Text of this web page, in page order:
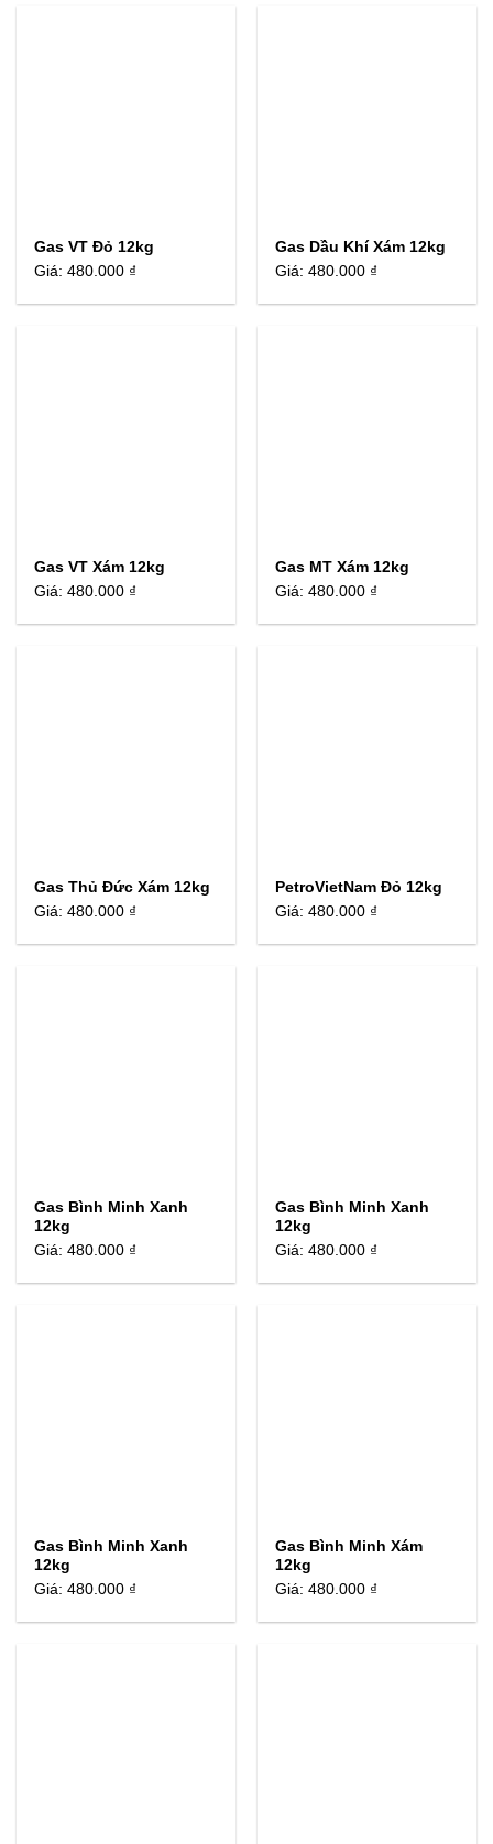
Gas VT Đỏ 12kg
Giá:480.000 ₫
Gas Dầu Khí Xám 12kg
Giá:480.000 ₫
Gas VT Xám 12kg
Giá:480.000 ₫
Gas MT Xám 12kg
Giá:480.000 ₫
Gas Thủ Đức Xám 12kg
Giá:480.000 ₫
PetroVietNam Đỏ 12kg
Giá:480.000 ₫
Gas Bình Minh Xanh
12kg
Giá:480.000 ₫
Gas Bình Minh Xanh
12kg
Giá:480.000 ₫
Gas Bình Minh Xanh
12kg
Giá:480.000 ₫
Gas Bình Minh Xám
12kg
Giá:480.000 ₫